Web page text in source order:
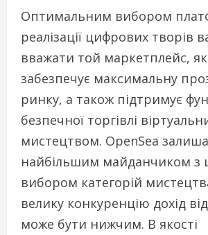
Оптимальним вибором
реалізації цифрових творів
вважати той маркетплейс,
забезпечує максимальну
ринку, а також підтримує
безпечної торгівлі
мистецтвом. OpenSea
найбільшим майданчиком
вибором категорій
велику конкуренцію дохід
може бути нижчим. В якості